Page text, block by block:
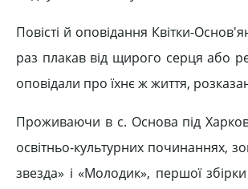
Повісті й оповідання Квітки-
раз плакав від щирого серця або
оповідали про їхнє ж життя,
Проживаючи в с. Основа під
освітньо-культурних починаннях,
звезда» і «Молодик», першої